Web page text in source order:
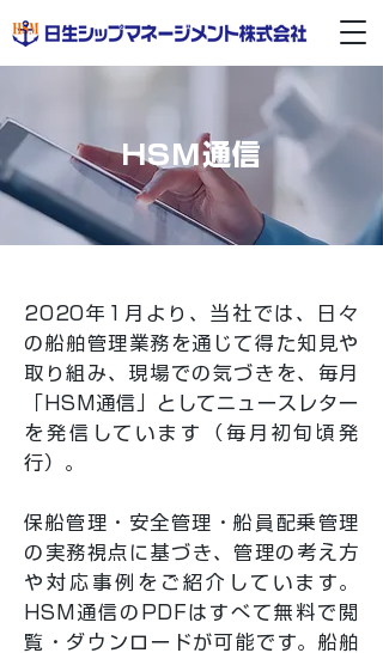
HSM通信
2020年1月より、当社では、日々
の船舶管理業務を通じて得た知見や
取り組み、現場での気づきを、毎月
「HSM通信」としてニュースレター
を発信しています（毎月初旬頃発
行）。
保船管理・安全管理・船員配乗管理
の実務視点に基づき、管理の考え方
や対応事例をご紹介しています。
HSM通信のPDFはすべて無料で閲
覧・ダウンロードが可能です。船舶